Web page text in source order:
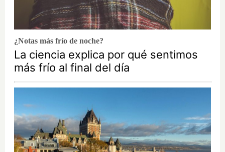
¿Notas más frío de noche?
La ciencia explica por qué sentimos
más frío al final del día